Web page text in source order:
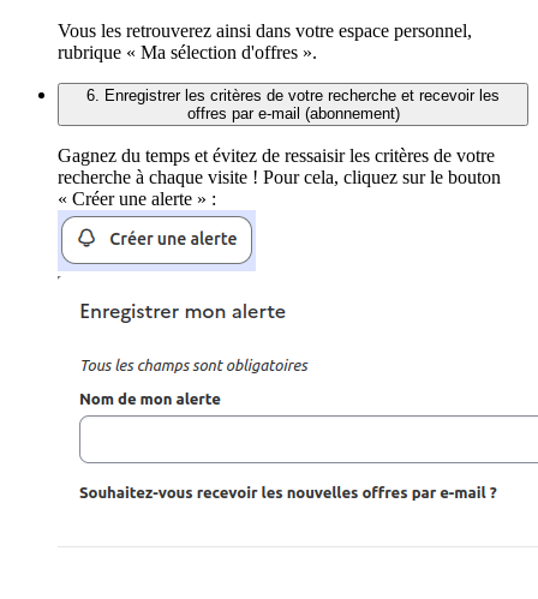
Vous les retrouverez ainsi dans votre espace personnel,
rubrique « Ma sélection d'offres ».
6. Enregistrer les critères de votre recherche et recevoir les
offres par e-mail (abonnement)
Gagnez du temps et évitez de ressaisir les critères de votre
recherche à chaque visite ! Pour cela, cliquez sur le bouton
« Créer une alerte » :